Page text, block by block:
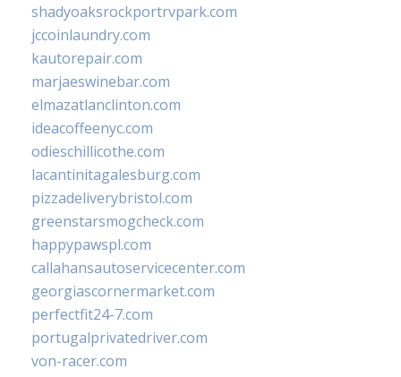
shadyoaksrockportrvpark.com
jccoinlaundry.com
kautorepair.com
marjaeswinebar.com
elmazatlanclinton.com
ideacoffeenyc.com
odieschillicothe.com
lacantinitagalesburg.com
pizzadeliverybristol.com
greenstarsmogcheck.com
happypawspl.com
callahansautoservicecenter.com
georgiascornermarket.com
perfectfit24-7.com
portugalprivatedriver.com
von-racer.com